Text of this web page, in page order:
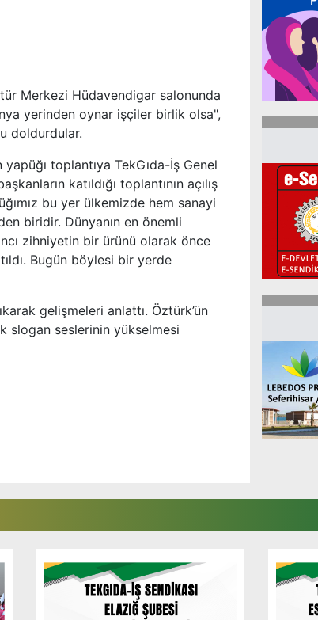
Merkezi Hüdavendigar salonunda
yerinden oynar işçiler birlik olsa",
doldurdular.
toplantıya TekGıda-İş Genel
katıldığı toplantının açılış
bu yer ülkemizde hem sanayi
biridir. Dünyanın en önemli
zihniyetin bir ürünü olarak önce
Bugün böylesi bir yerde
gelişmeleri anlattı. Öztürk’ün
slogan seslerinin yükselmesi